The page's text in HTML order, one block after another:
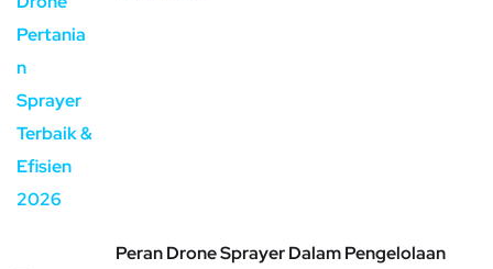
Peran Drone Sprayer Dalam Pengelolaan